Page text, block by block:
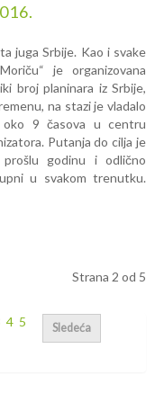
juga Srbije. Kao i svake
je organizovana
broj planinara iz Srbije,
na stazi je vladalo
oko 9 časova u centru
Putanja do cilja je
godinu i odlično
u svakom trenutku.
Strana 2 od 5
4 5 Sledeća